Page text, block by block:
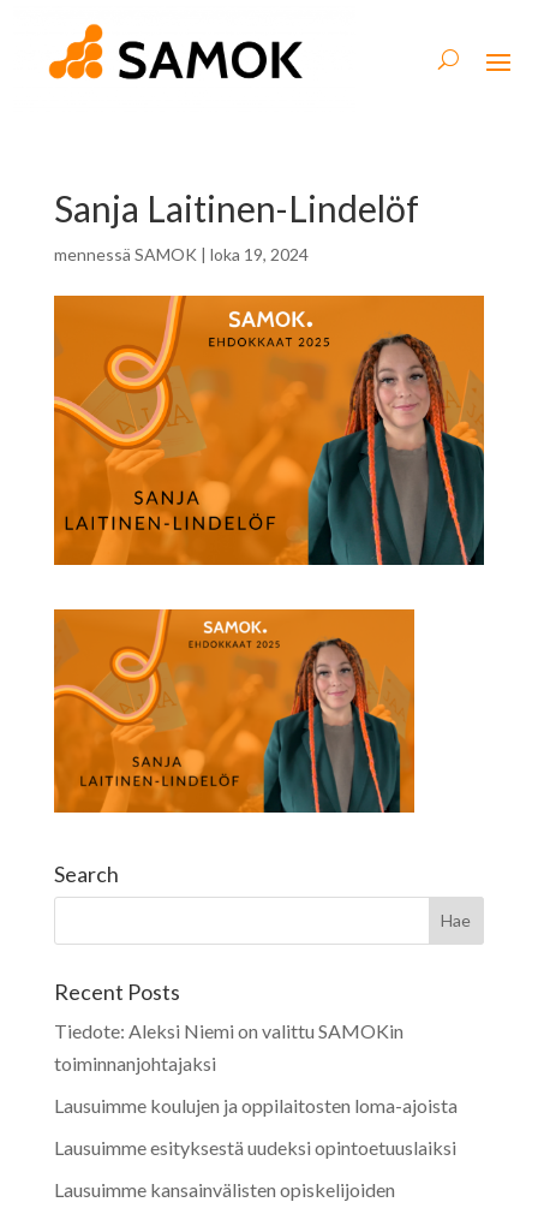
Sanja Laitinen-Lindelöf
mennessä SAMOK | loka 19, 2024
Search
Recent Posts
Tiedote: Aleksi Niemi on valittu SAMOKin
toiminnanjohtajaksi
Lausuimme koulujen ja oppilaitosten loma-ajoista
Lausuimme esityksestä uudeksi opintoetuuslaiksi
Lausuimme kansainvälisten opiskelijoiden